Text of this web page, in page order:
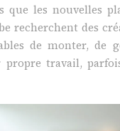
que les nouvelles
recherchent des
de monter, de
travail,